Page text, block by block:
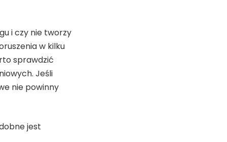
i czy nie tworzy
w kilku
sprawdzić
Jeśli
nie powinny
jest